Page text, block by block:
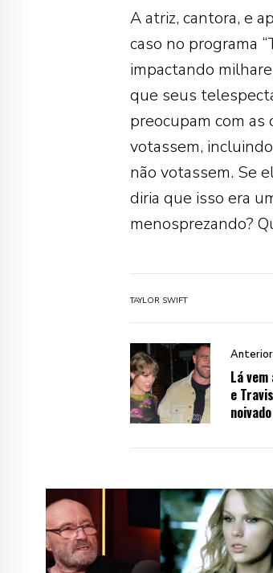
A atriz, cantora, e
caso no programa
impactando
que seus
preocupam com as
votassem,
não votassem. Se
diria que isso era
menosprezando?
TAYLOR SWIFT
Anterior
Lá
e